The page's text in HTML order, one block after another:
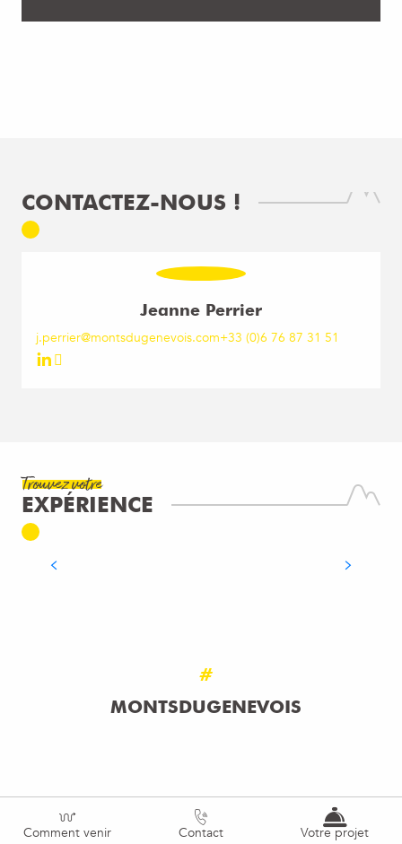
CONTACTEZ-NOUS !
Jeanne Perrier
j.perrier@montsdugenevois.com+33 (0)6 76 87 31 51
Trouvez votre
EXPÉRIENCE
#
MONTSDUGENEVOIS
Comment venir Contact Votre projet